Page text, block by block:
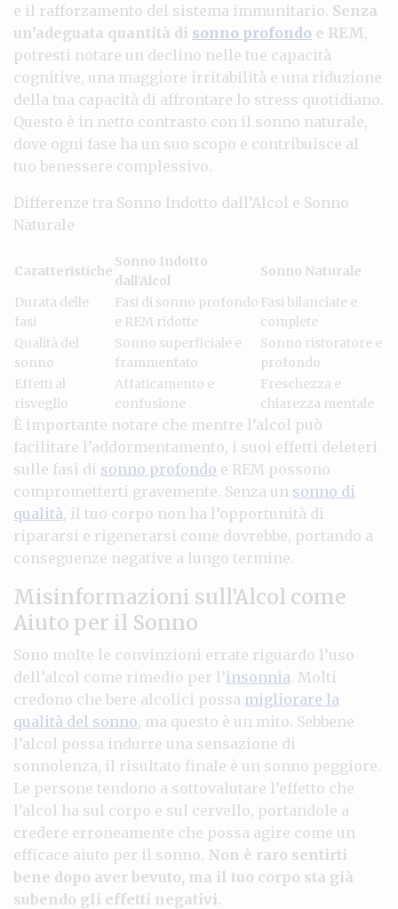
e il rafforzamento del sistema immunitario. Senza
un’adeguata quantità di sonno profondo e REM,
potresti notare un declino nelle tue capacità
cognitive, una maggiore irritabilità e una riduzione
della tua capacità di affrontare lo stress quotidiano.
Questo è in netto contrasto con il sonno naturale,
dove ogni fase ha un suo scopo e contribuisce al
tuo benessere complessivo.
Differenze tra Sonno Indotto dall’Alcol e Sonno
Naturale
Caratteristiche
Sonno Indotto
dall’Alcol
Sonno Naturale
Durata delle
fasi
Fasi di sonno profondo
e REM ridotte
Fasi bilanciate e
complete
Qualità del
sonno
Sonno superficiale e
frammentato
Sonno ristoratore e
profondo
Effetti al
risveglio
Affaticamento e
confusione
Freschezza e
chiarezza mentale
È importante notare che mentre l’alcol può
facilitare l’addormentamento, i suoi effetti deleteri
sulle fasi di sonno profondo e REM possono
comprometterti gravemente. Senza un sonno di
qualità, il tuo corpo non ha l’opportunità di
ripararsi e rigenerarsi come dovrebbe, portando a
conseguenze negative a lungo termine.
Misinformazioni sull’Alcol come
Aiuto per il Sonno
Sono molte le convinzioni errate riguardo l’uso
dell’alcol come rimedio per l’insonnia. Molti
credono che bere alcolici possa migliorare la
qualità del sonno, ma questo è un mito. Sebbene
l’alcol possa indurre una sensazione di
sonnolenza, il risultato finale è un sonno peggiore.
Le persone tendono a sottovalutare l’effetto che
l’alcol ha sul corpo e sul cervello, portandole a
credere erroneamente che possa agire come un
efficace aiuto per il sonno. Non è raro sentirti
bene dopo aver bevuto, ma il tuo corpo sta già
subendo gli effetti negativi.